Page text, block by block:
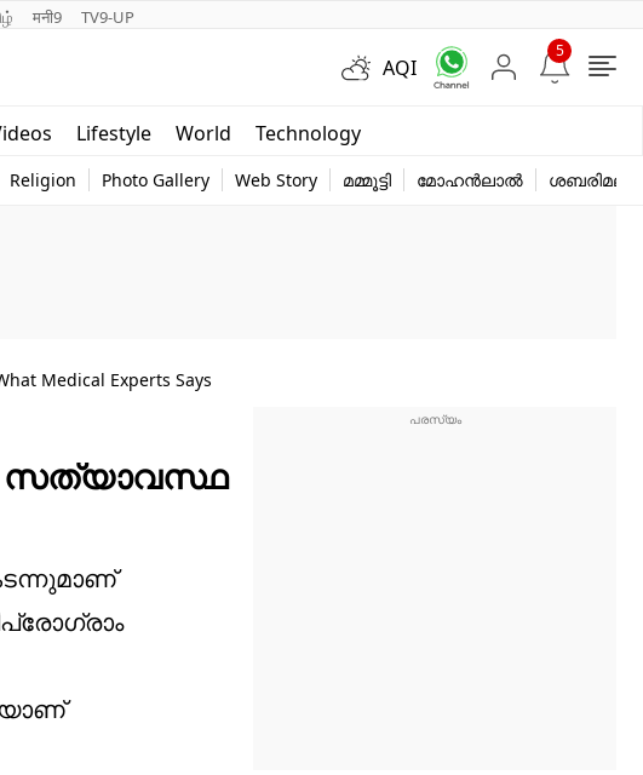
मनी9 TV9-UP
AQI
5
Lifestyle World Technology
Web Story
Religion Photo Gallery Web Story മമ്മൂട്ടി മോഹൻലാൽ ശബരിമല
Medical Experts Says
സത്യാവസ്ഥ